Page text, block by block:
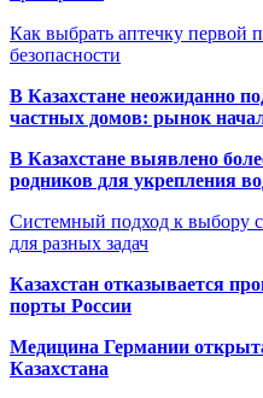
Как выбрать аптечку
безопасности
В Казахстане неожиданно
частных домов: рынок
В Казахстане выявлено
родников для укрепления
Системный подход к выбору
для разных задач
Казахстан отказывается
порты России
Медицина Германии
Казахстана